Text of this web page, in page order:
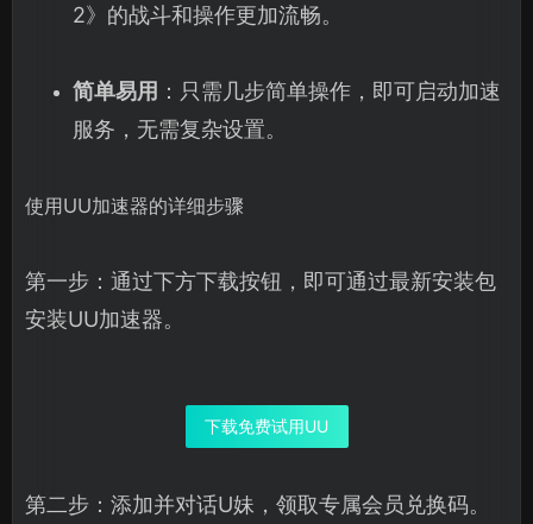
2》的战斗和操作更加流畅。
简单易用 ：只需几步简单操作，即可启动加速
服务，无需复杂设置。
使用UU加速器的详细步骤
第一步：通过下方下载按钮，即可通过最新安装包
安装UU加速器。
下载免费试用UU
第二步：添加并对话U妹，领取专属会员兑换码。